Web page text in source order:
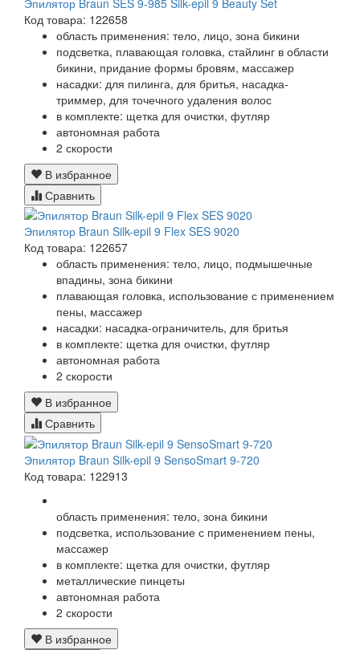
Код товара: 122658
область применения: тело, лицо, зона бикини
подсветка, плавающая головка, стайлинг в области
бикини, придание формы бровям, массажер
насадки: для пилинга, для бритья, насадка-
триммер, для точечного удаления волос
в комплекте: щетка для очистки, футляр
автономная работа
2 скорости
В избранное
Сравнить
Эпилятор Braun Silk-epil 9 Flex SES 9020
Код товара: 122657
область применения: тело, лицо, подмышечные
впадины, зона бикини
плавающая головка, использование с применением
пены, массажер
насадки: насадка-ограничитель, для бритья
в комплекте: щетка для очистки, футляр
автономная работа
2 скорости
В избранное
Сравнить
Эпилятор Braun Silk-epil 9 SensoSmart 9-720
Код товара: 122913
область применения: тело, зона бикини
подсветка, использование с применением пены,
массажер
в комплекте: щетка для очистки, футляр
металлические пинцеты
автономная работа
2 скорости
В избранное